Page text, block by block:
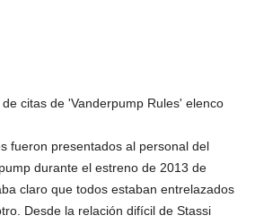
citas de 'Vanderpump Rules' elenco
fueron presentados al personal del
durante el estreno de 2013 de
claro que todos estaban entrelazados
Desde la relación difícil de Stassi